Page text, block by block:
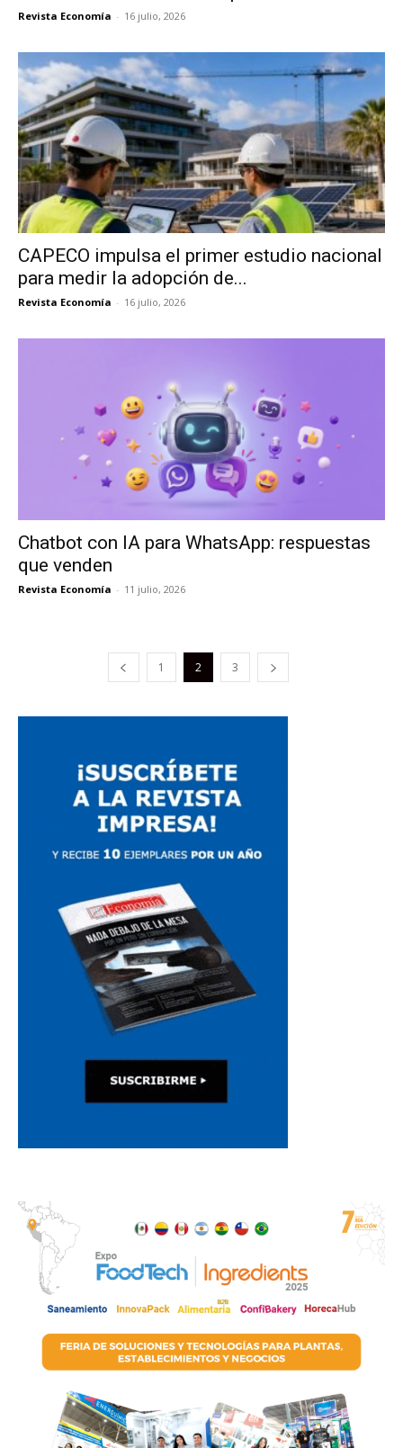
Revista Economía - 16 julio, 2026
CAPECO impulsa el primer estudio nacional
para medir la adopción de...
Revista Economía - 16 julio, 2026
Chatbot con IA para WhatsApp: respuestas
que venden
Revista Economía - 11 julio, 2026
1 2 3